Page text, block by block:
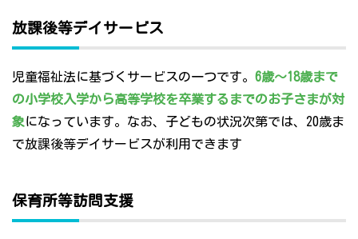
放課後等デイサービス
児童福祉法に基づくサービスの一つです。 6歳～18歳まで
の小学校入学から高等学校を卒業するまでのお子さまが対
象になっています。なお、子どもの状況次第では、20歳ま
で放課後等デイサービスが利用できます
保育所等訪問支援